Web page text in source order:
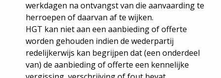
werkdagen na ontvangst van die aanvaarding te
herroepen of daarvan af te wijken.
HGT kan niet aan een aanbieding of offerte
worden gehouden indien de wederpartij
redelijkerwijs kan begrijpen dat (een onderdeel
van) de aanbieding of offerte een kennelijke